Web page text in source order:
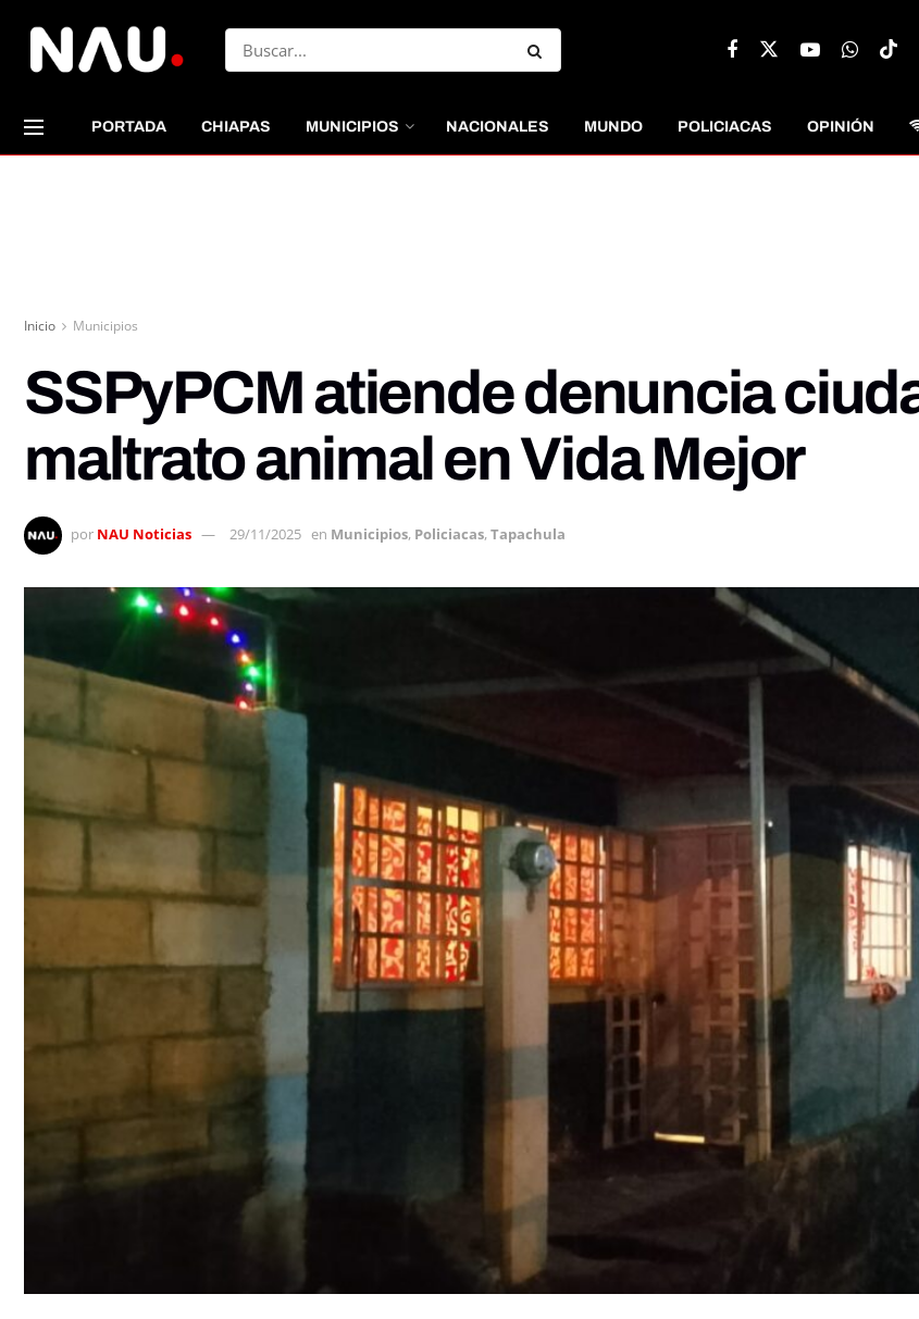
PORTADA CHIAPAS MUNICIPIOS NACIONALES MUNDO POLICIACAS OPINIÓN
Inicio Municipios
SSPyPCM atiende denuncia
maltrato animal en Vida Mejor
por NAU Noticias 29/11/2025 en Municipios, Policiacas,Tapachula